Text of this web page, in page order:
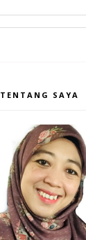
TENTANG SAYA